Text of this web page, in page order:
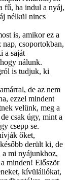
fű, ha indul a nyáj,
nélkül nincs
is, amikor ez a
csoportokban,
a saját
nálunk.
is tudjuk, ki
de az nem
ezzel mindent
velünk, meg a
csak úgy, mint a
csepp se.
őket,
derült ki, de
a mi nyájunkhoz,
minden! Először
kívülállókat,